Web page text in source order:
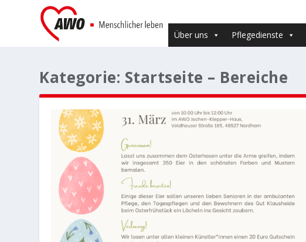
Über uns Pflegedienste
Kategorie: Startseite – Bereiche